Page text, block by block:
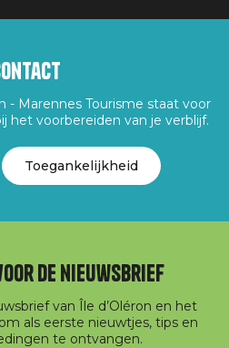
- Marennes Tourisme staat voor
het voorbereiden van je verblijf.
Toegankelijkheid
de nieuwsbrief
van Île d’Oléron en het
als eerste nieuwtjes, tips en
te ontvangen.